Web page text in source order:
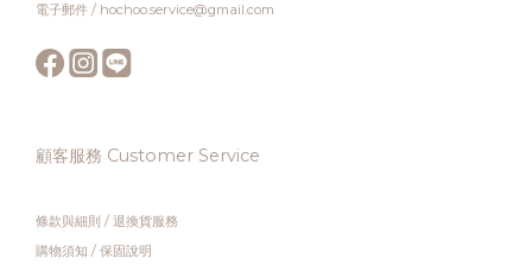
電子郵件 / hochoo.service@gmail.com
顧客服務 Customer Service
條款與細則 / 退換貨服務
購物須知 / 保固說明